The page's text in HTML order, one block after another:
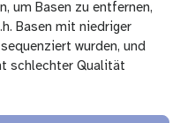
um Basen zu entfernen,
Basen mit niedriger
wurden, und
schlechter Qualität